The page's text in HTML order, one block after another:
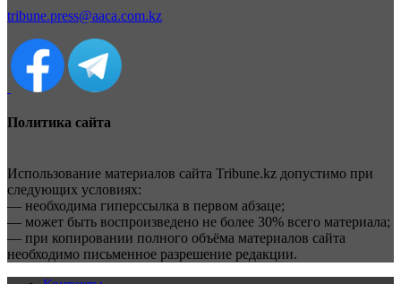
tribune.press@aaca.com.kz
Политика сайта
Использование материалов сайта Tribune.kz допустимо при
следующих условиях:
— необходима гиперссылка в первом абзаце;
— может быть воспроизведено не более 30% всего материала;
— при копировании полного объёма материалов сайта
необходимо письменное разрешение редакции.